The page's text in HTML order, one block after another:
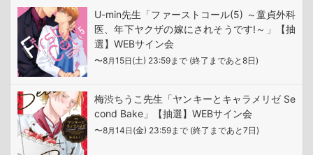
U-min先生「ファーストコール(5) ～童貞外科
医、年下ヤクザの嫁にされそうです!～」【抽
選】WEBサイン会
〜8月15日 (土) 23:59まで (終了まであと8日)
梅渋ちうこ先生「ヤンキーとキャラメリゼ Se
cond Bake」【抽選】WEBサイン会
〜8月14日 (金) 23:59まで (終了まであと7日)